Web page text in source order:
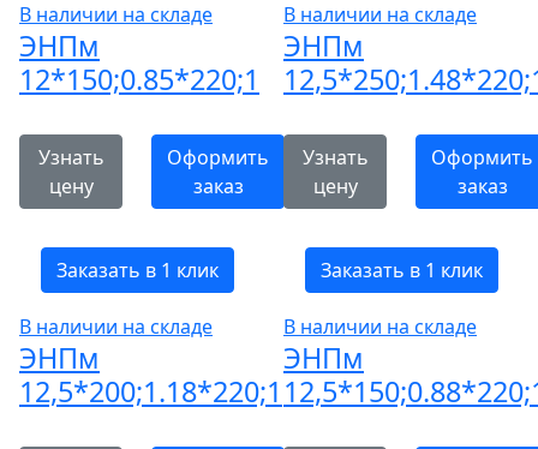
В наличии на складе
ЭНПм
12*150;0.85*220;1
Узнать
цену
Оформить
заказ
Заказать в 1 клик
В наличии на складе
ЭНПм
Узнать
цену
Оформить
заказ
Заказать в 1 клик
В наличии на складе
ЭНПм
12,5*200;1.18*220;1
В наличии на складе
ЭНПм